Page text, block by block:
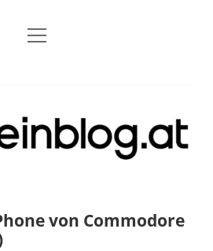
Blog
Archiv
Kontakt
Grundsätze Dropdown-
öffnen
österreichische Barcamp Liste
Impressum Dropdown-
Menü
von Commodore